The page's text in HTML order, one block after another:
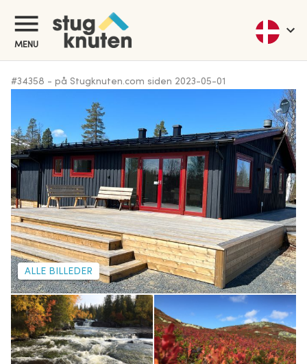
MENU
#34358 - på Stugknuten.com siden 2023-05-01
ALLE BILLEDER